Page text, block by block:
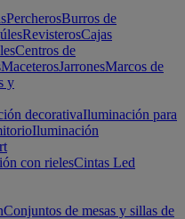
PercherosBurros de
RevisterosCajas
Centros de
MaceterosJarronesMarcos de
y
decorativaIluminación para
Iluminación
con rielesCintas Led
Conjuntos de mesas y sillas de